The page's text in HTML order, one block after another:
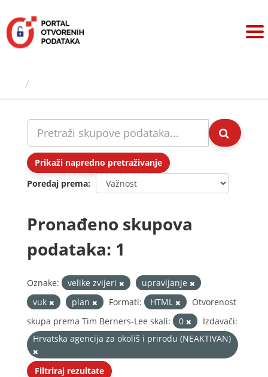
sadržaj
Prikaži napredno pretraživanje
Poredaj prema
Pronađeno skupova
podataka: 1
Oznake: velike zvijeri
upravljanje
vuk
plan Formati: HTML
Otvorenost
skupa prema Tim Berners-Lee skali:
0
Izdavači:
Hrvatska agencija za okoliš i prirodu (NEAKTIVAN)
Filtriraj rezultate